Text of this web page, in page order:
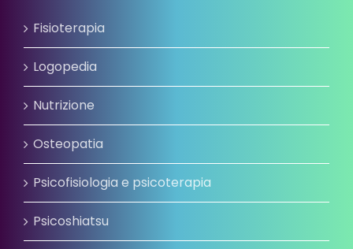
Fisioterapia
Logopedia
Nutrizione
Osteopatia
Psicofisiologia e psicoterapia
Psicoshiatsu